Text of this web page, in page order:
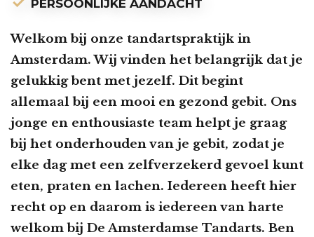
PERSOONLIJKE AANDACHT
Welkom bij onze tandartspraktijk in
Amsterdam. Wij vinden het belangrijk dat je
gelukkig bent met jezelf. Dit begint
allemaal bij een mooi en gezond gebit. Ons
jonge en enthousiaste team helpt je graag
bij het onderhouden van je gebit, zodat je
elke dag met een zelfverzekerd gevoel kunt
eten, praten en lachen. Iedereen heeft hier
recht op en daarom is iedereen van harte
welkom bij De Amsterdamse Tandarts. Ben